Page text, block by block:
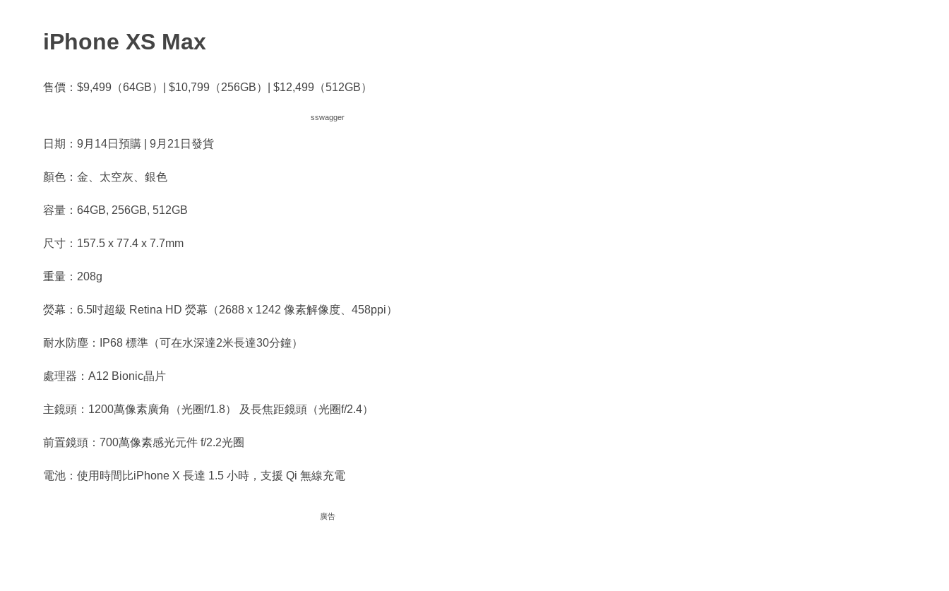
iPhone XS Max
售價：$9,499（64GB）| $10,799（256GB）| $12,499（512GB）
sswagger
日期：9月14日預購 | 9月21日發貨
顏色：金、太空灰、銀色
容量：64GB, 256GB, 512GB
尺寸：157.5 x 77.4 x 7.7mm
重量：208g
熒幕：6.5吋超級 Retina HD 熒幕（2688 x 1242 像素解像度、458ppi）
耐水防塵：IP68 標準（可在水深達2米長達30分鐘）
處理器：A12 Bionic晶片
主鏡頭：1200萬像素廣角（光圈f/1.8） 及長焦距鏡頭（光圈f/2.4）
前置鏡頭：700萬像素感光元件 f/2.2光圈
電池：使用時間比iPhone X 長達 1.5 小時，支援 Qi 無線充電
廣告